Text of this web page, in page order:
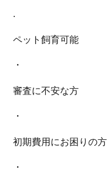
.
ペット飼育可能
・
審査に不安な方
・
初期費用にお困りの方
・